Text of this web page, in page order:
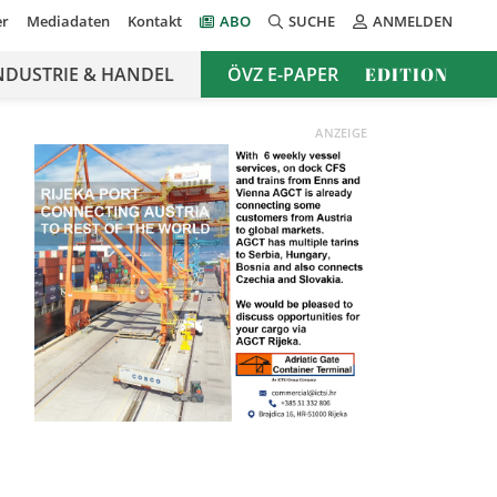
Mediadaten Kontakt ABO SUCHE ANMELDEN
& HANDEL ÖVZ E-PAPER EDITION
ANZEIGE